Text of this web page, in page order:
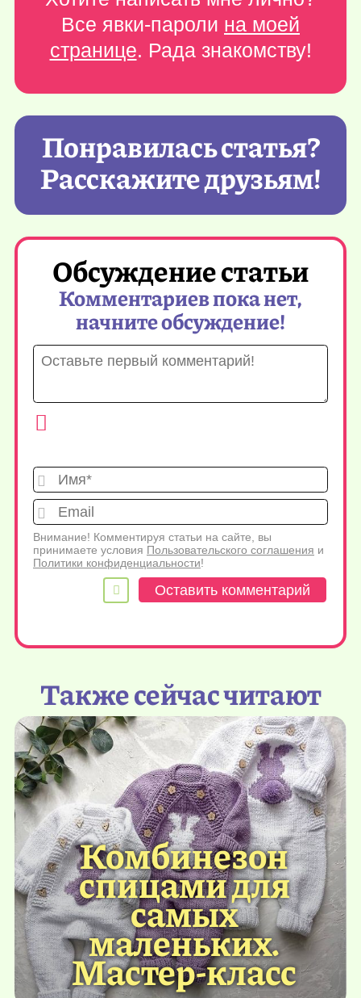
Все явки-пароли на моей
странице. Рада знакомству!
Понравилась статья?
Расскажите друзьям!
Обсуждение статьи
Комментариев пока нет,
начните обсуждение!
Имя*
Внимание! Комментируя статьи на сайте, вы
принимаете условия Пользовательского соглашения и
Политики конфиденциальности!
Также сейчас читают
Комбинезон
спицами для
самых
маленьких.
Мастер-класс